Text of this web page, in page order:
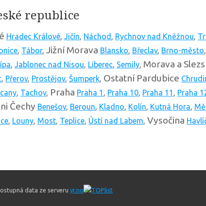
republice
Hradec Králové, Jičín, Náchod , Rychnov nad Kněžnou,
, Tábor, Jižní Morava Blansko, Břeclav, Brno-město,
, Jablonec nad Nisou, Liberec, Semily, Morava a
, Přerov, Prostějov, Šumperk, Ostatní Pardubice
, Tachov, Praha Praha 1 , Praha 10, Praha 11 , Praha
Čechy Benešov, Beroun, Kladno, Kolín, Kutná Hora,
, Louny, Most, Teplice, Ústí nad Labem, Vysočina
data ze serveru yr.no